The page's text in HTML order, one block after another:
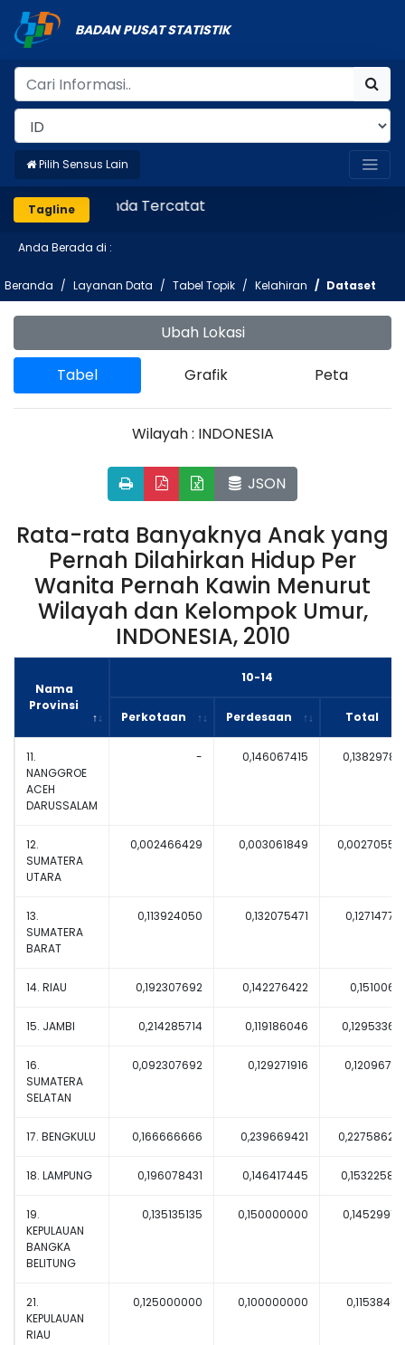
BADAN PUSAT STATISTIK
Pilih Sensus Lain
Tagline
Pastikan Anda Tercatat
Anda Berada di :
Beranda Layanan Data Tabel Topik Kelahiran Dataset
Ubah Lokasi
Tabel Grafik Peta
Wilayah : INDONESIA
JSON
Rata-rata Banyaknya Anak yang
Pernah Dilahirkan Hidup Per
Wanita Pernah Kawin Menurut
Wilayah dan Kelompok Umur,
INDONESIA, 2010
Nama
Provinsi
10-14
Perkotaan Perdesaan Total
11.
NANGGROE
ACEH
DARUSSALAM
- 0,146067415
12.
SUMATERA
UTARA
0,002466429 0,003061849
13.
SUMATERA
BARAT
0,113924050 0,132075471
14. RIAU 0,192307692 0,142276422
15. JAMBI 0,214285714 0,119186046
16.
SUMATERA
SELATAN
0,092307692 0,129271916
17. BENGKULU 0,166666666 0,239669421
18. LAMPUNG 0,196078431 0,146417445
19.
KEPULAUAN
BANGKA
BELITUNG
0,135135135 0,150000000
21.
KEPULAUAN
RIAU
0,125000000 0,100000000